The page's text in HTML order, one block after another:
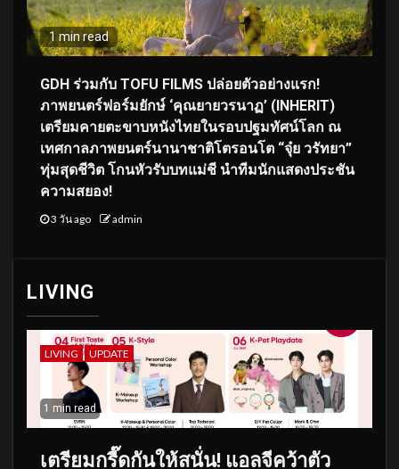
1 min read
GDH ร่วมกับ TOFU FILMS ปล่อยตัวอย่างแรก!
ภาพยนตร์ฟอร์มยักษ์ ‘คุณยายวรนาฏ’ (INHERIT)
เตรียมคายตะขาบหนังไทยในรอบปฐมทัศน์โลก ณ
เทศกาลภาพยนตร์นานาชาติโตรอนโต “จุ๋ย วรัทยา”
ทุ่มสุดชีวิต โกนหัวรับบทแม่ชี นำทีมนักแสดงประชัน
ความสยอง!
3 วัน ago admin
LIVING
LIVING UPDATE
1 min read
เตรียมกรี๊ดกันให้สนั่น! แอลจีคว้าตัว